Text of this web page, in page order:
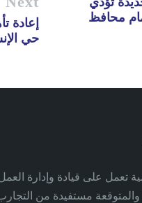
محافظ
إعادة
حي
تعمل على قيادة وإدارة
مستفيدة من